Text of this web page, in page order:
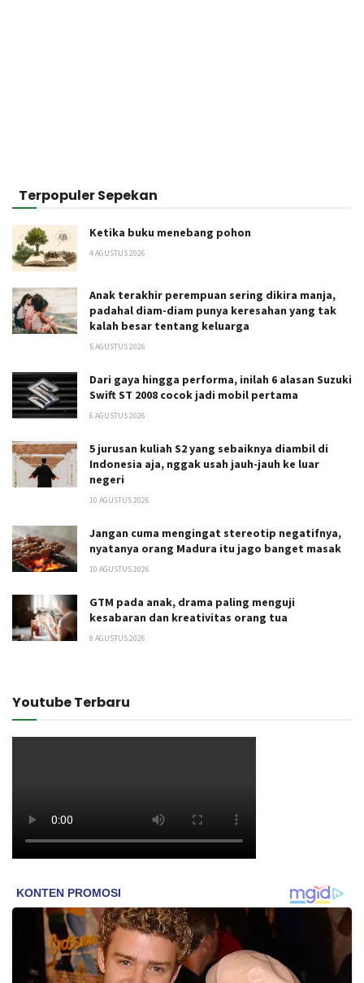
Terpopuler Sepekan
Ketika buku menebang pohon
4 AGUSTUS 2026
Anak terakhir perempuan sering dikira manja,
padahal diam-diam punya keresahan yang tak
kalah besar tentang keluarga
5 AGUSTUS 2026
Dari gaya hingga performa, inilah 6 alasan Suzuki
Swift ST 2008 cocok jadi mobil pertama
6 AGUSTUS 2026
5 jurusan kuliah S2 yang sebaiknya diambil di
Indonesia aja, nggak usah jauh-jauh ke luar
negeri
10 AGUSTUS 2026
Jangan cuma mengingat stereotip negatifnya,
nyatanya orang Madura itu jago banget masak
10 AGUSTUS 2026
GTM pada anak, drama paling menguji
kesabaran dan kreativitas orang tua
9 AGUSTUS 2026
Youtube Terbaru